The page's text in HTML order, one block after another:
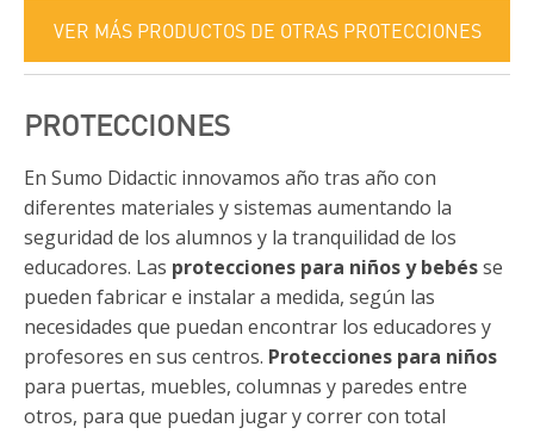
VER MÁS PRODUCTOS DE OTRAS PROTECCIONES
PROTECCIONES
En Sumo Didactic innovamos año tras año con
diferentes materiales y sistemas aumentando la
seguridad de los alumnos y la tranquilidad de los
educadores. Las protecciones para niños y bebésse
pueden fabricar e instalar a medida, según las
necesidades que puedan encontrar los educadores y
profesores en sus centros. Protecciones para niños
para puertas, muebles, columnas y paredes entre
otros, para que puedan jugar y correr con total